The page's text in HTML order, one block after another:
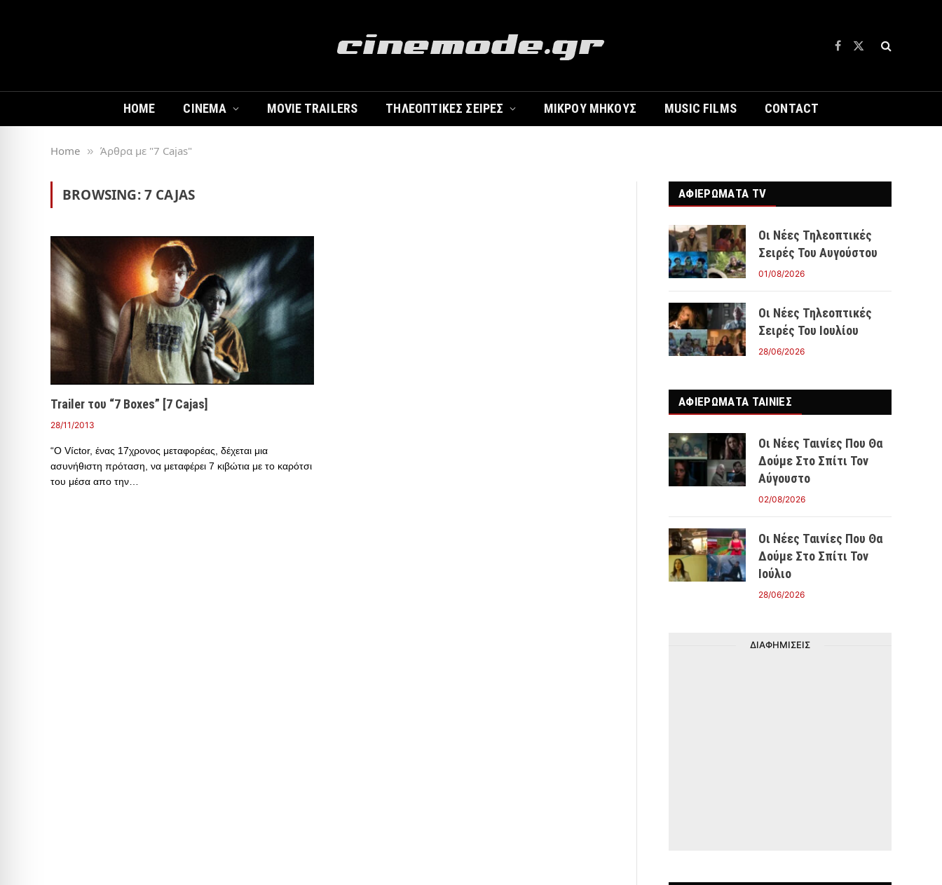
Facebook
X
HOME CINEMA MOVIE TRAILERS ΤΗΛΕΟΠΤΙΚΈΣ ΣΕΙΡΈΣ ΜΙΚΡΟΎ ΜΉΚΟΥΣ MUSIC FILMS CONTACT
Home » Άρθρα με "7 Cajas"
BROWSING:7 CAJAS
Trailer του “7 Boxes” [7 Cajas]
28/11/2013
“Ο Víctor, ένας 17χρονος μεταφορέας, δέχεται μια
ασυνήθιστη πρόταση, να μεταφέρει 7 κιβώτια με το καρότσι
του μέσα απο την…
ΑΦΙΕΡΩΜΑΤΑ TV
Οι Νέες Τηλεοπτικές
Σειρές Του Αυγούστου
01/08/2026
Οι Νέες Τηλεοπτικές
Σειρές Του Ιουλίου
28/06/2026
ΑΦΙΕΡΩΜΑΤΑ ΤΑΙΝΊΕΣ
Οι Νέες Ταινίες Που Θα
Δούμε Στο Σπίτι Τον
Αύγουστο
02/08/2026
Οι Νέες Ταινίες Που Θα
Δούμε Στο Σπίτι Τον
Ιούλιο
28/06/2026
ΔΙΑΦΗΜΙΣΕΙΣ